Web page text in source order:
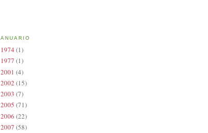
ANUARIO
1974 (1)
1977 (1)
2001 (4)
2002 (15)
2003 (7)
2005 (71)
2006 (22)
2007 (58)